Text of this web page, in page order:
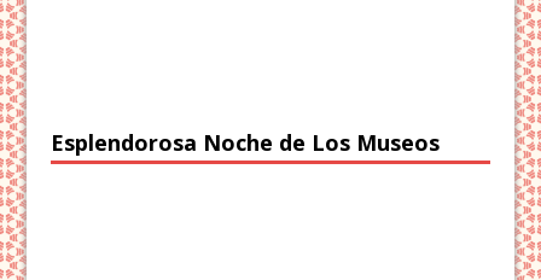
Esplendorosa Noche de Los Museos